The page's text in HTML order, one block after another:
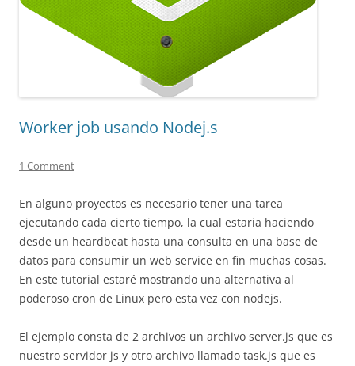
Worker job usando Nodej.s
1 Comment
En alguno proyectos es necesario tener una tarea
ejecutando cada cierto tiempo, la cual estaria haciendo
desde un heardbeat hasta una consulta en una base de
datos para consumir un web service en fin muchas cosas.
En este tutorial estaré mostrando una alternativa al
poderoso cron de Linux pero esta vez con nodejs.
El ejemplo consta de 2 archivos un archivo server.js que es
nuestro servidor js y otro archivo llamado task.js que es